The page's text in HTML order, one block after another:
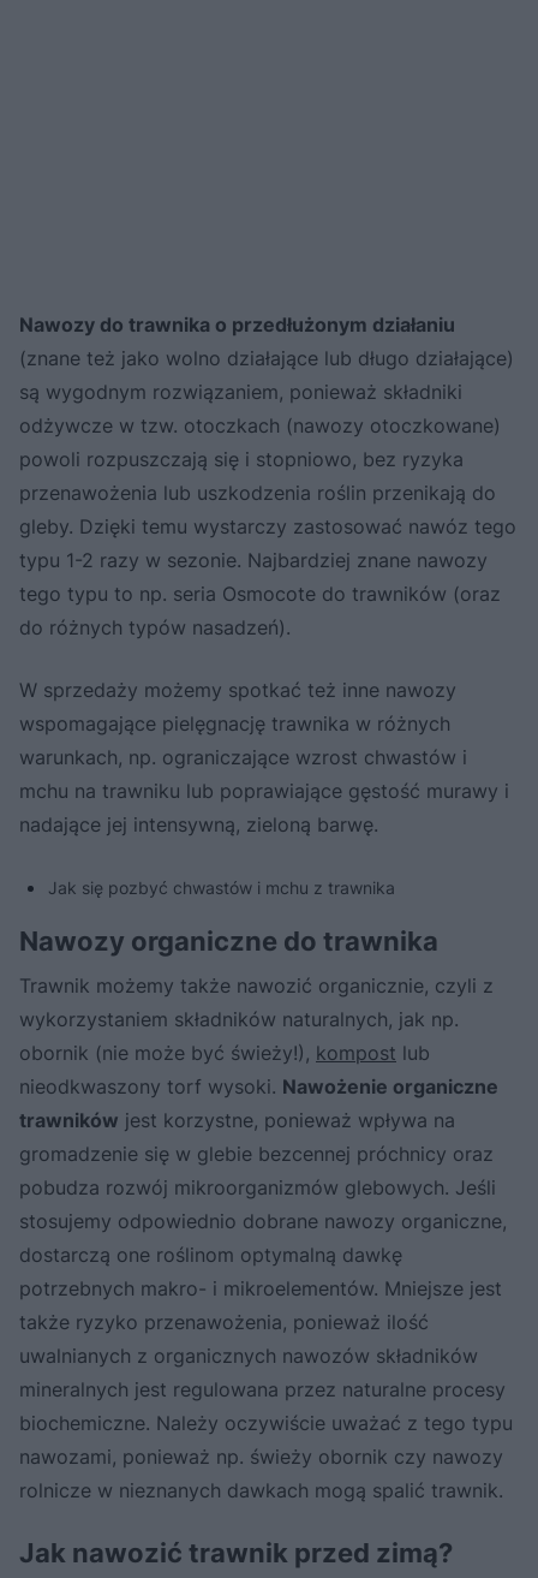
Nawozy do trawnika o przedłużonym działaniu
(znane też jako wolno działające lub długo działające)
są wygodnym rozwiązaniem, ponieważ składniki
odżywcze w tzw. otoczkach (nawozy otoczkowane)
powoli rozpuszczają się i stopniowo, bez ryzyka
przenawożenia lub uszkodzenia roślin przenikają do
gleby. Dzięki temu wystarczy zastosować nawóz tego
typu 1-2 razy w sezonie. Najbardziej znane nawozy
tego typu to np. seria Osmocote do trawników (oraz
do różnych typów nasadzeń).
W sprzedaży możemy spotkać też inne nawozy
wspomagające pielęgnację trawnika w różnych
warunkach, np. ograniczające wzrost chwastów i
mchu na trawniku lub poprawiające gęstość murawy i
nadające jej intensywną, zieloną barwę.
Jak się pozbyć chwastów i mchu z trawnika
Nawozy organiczne do trawnika
Trawnik możemy także nawozić organicznie, czyli z
wykorzystaniem składników naturalnych, jak np.
obornik (nie może być świeży!), kompost lub
nieodkwaszony torf wysoki. Nawożenie organiczne
trawników jest korzystne, ponieważ wpływa na
gromadzenie się w glebie bezcennej próchnicy oraz
pobudza rozwój mikroorganizmów glebowych. Jeśli
stosujemy odpowiednio dobrane nawozy organiczne,
dostarczą one roślinom optymalną dawkę
potrzebnych makro- i mikroelementów. Mniejsze jest
także ryzyko przenawożenia, ponieważ ilość
uwalnianych z organicznych nawozów składników
mineralnych jest regulowana przez naturalne procesy
biochemiczne. Należy oczywiście uważać z tego typu
nawozami, ponieważ np. świeży obornik czy nawozy
rolnicze w nieznanych dawkach mogą spalić trawnik.
Jak nawozić trawnik przed zimą?